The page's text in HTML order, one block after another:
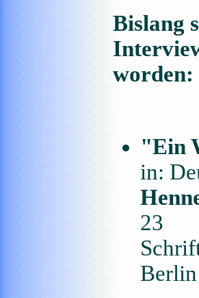
Bislang
worden:
"Ein
in:
23